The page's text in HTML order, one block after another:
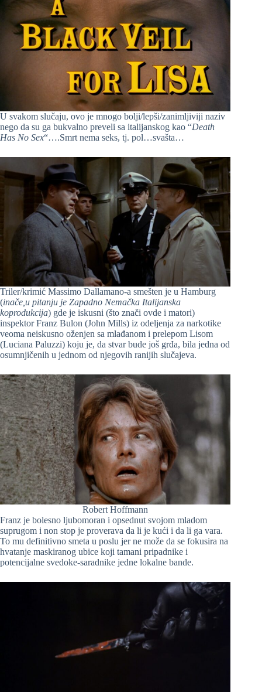
U svakom slučaju, ovo je mnogo bolji/lepši/zanimljiviji naziv
nego da su ga bukvalno preveli sa italijanskog kao “Death
Has No Sex“….Smrt nema seks, tj. pol…svašta…
Triler/krimić Massimo Dallamano-a smešten je u Hamburg
(inače,u pitanju je Zapadno Nemačka Italijanska
koprodukcija) gde je iskusni (što znači ovde i matori)
inspektor Franz Bulon (John Mills) iz odeljenja za narkotike
veoma neiskusno oženjen sa mlađanom i prelepom Lisom
(Luciana Paluzzi) koju je, da stvar bude još grđa, bila jedna od
osumnjičenih u jednom od njegovih ranijih slučajeva.
Robert Hoffmann
Franz je bolesno ljubomoran i opsednut svojom mladom
suprugom i non stop je proverava da li je kući i da li ga vara.
To mu definitivno smeta u poslu jer ne može da se fokusira na
hvatanje maskiranog ubice koji tamani pripadnike i
potencijalne svedoke-saradnike jedne lokalne bande.